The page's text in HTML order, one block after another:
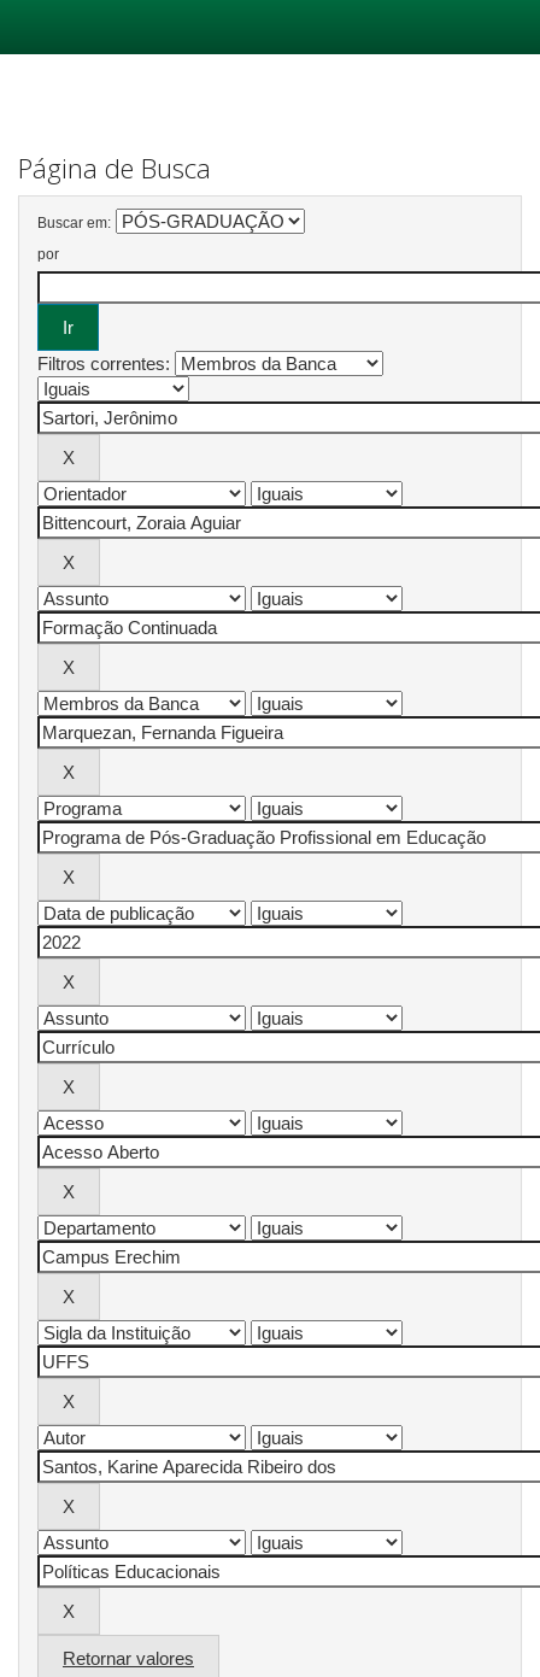
Página de Busca
Buscar em:
por
Filtros correntes:
Retornar valores